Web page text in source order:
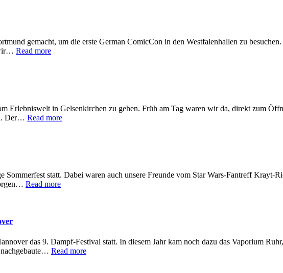
gemacht, um die erste German ComicCon in den Westfalenhallen zu
Read more
Erlebniswelt in Gelsenkirchen zu gehen. Früh am Tag waren wir da, direkt zum
Der… Read more
statt. Dabei waren auch unsere Freunde vom Star Wars-Fantreff Krayt-
Read more
das 9. Dampf-Festival statt. In diesem Jahr kam noch dazu das Vaporium
Read more